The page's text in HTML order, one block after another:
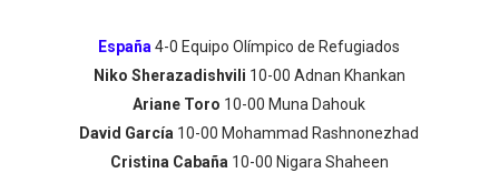
España 4-0 Equipo Olímpico de Refugiados
Niko Sherazadishvili 10-00 Adnan Khankan
Ariane Toro 10-00 Muna Dahouk
David García 10-00 Mohammad Rashnonezhad
Cristina Cabaña 10-00 Nigara Shaheen